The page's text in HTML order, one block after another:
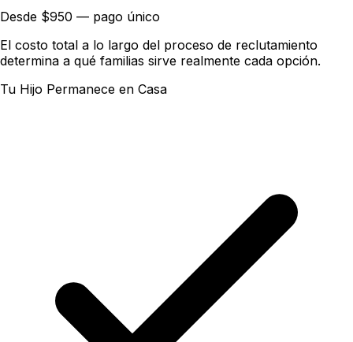
Desde $950 — pago único
El costo total a lo largo del proceso de reclutamiento
determina a qué familias sirve realmente cada opción.
Tu Hijo Permanece en Casa